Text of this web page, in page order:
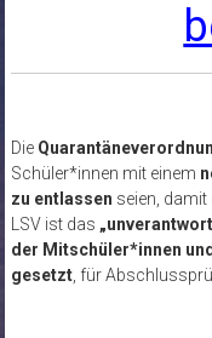
Die
Schüler*innen mit einem
zu entlassen seien, damit
LSV ist das
der Mitschüler*innen
gesetzt, für